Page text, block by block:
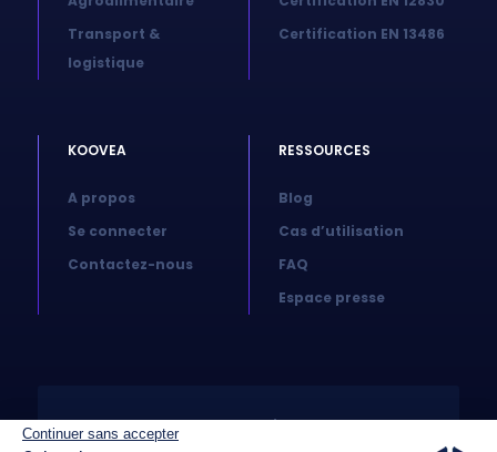
Continuer sans accepter
Transport &
logistique
Certification EN 13486
KOOVEA
A propos
Se connecter
Contactez-nous
RESSOURCES
Blog
Cas d’utilisation
FAQ
Espace presse
© 2026 Koovea. All right reserved